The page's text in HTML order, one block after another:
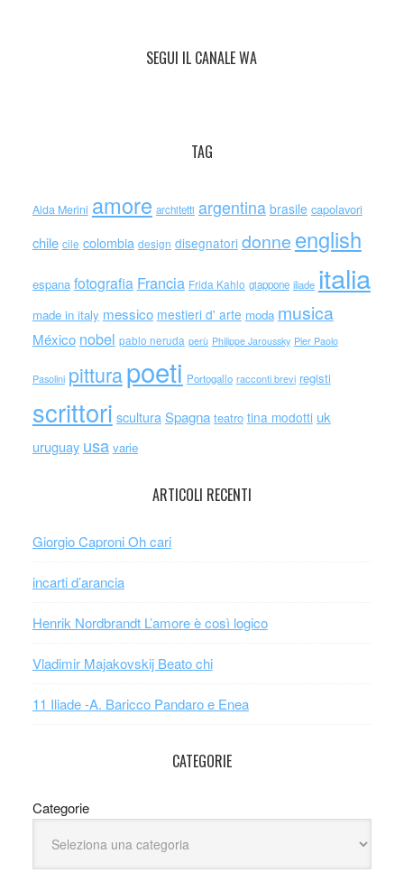
SEGUI IL CANALE WA
TAG
Alda Merini amore architetti argentina brasile capolavori
chile cile colombia design disegnatori donne english
espana fotografia Francia Frida Kahlo giappone iliade italia
made in italy messico mestieri d' arte moda musica
México nobel pablo neruda perù Philippe Jaroussky Pier Paolo
Pasolini pitturapoeti Portogallo racconti brevi registi
scrittori scultura Spagna teatro tina modotti uk
uruguay usa varie
ARTICOLI RECENTI
Giorgio Caproni Oh cari
incarti d’arancia
Henrik Nordbrandt L’amore è così logico
Vladimir Majakovskij Beato chi
11 Iliade -A. Baricco Pandaro e Enea
CATEGORIE
Categorie